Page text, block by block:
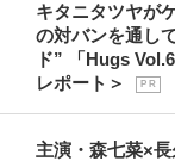
キタニタツヤが
の対バンを通し
ド” 「Hugs
レポート＞
P R
主演・森七菜×